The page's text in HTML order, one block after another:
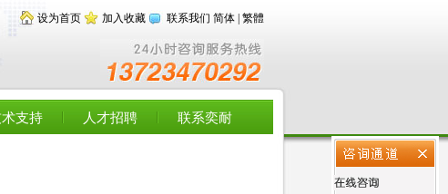
设为首页 加入收藏 联系我们 简体 繁體
支持 人才招聘 联系奕耐